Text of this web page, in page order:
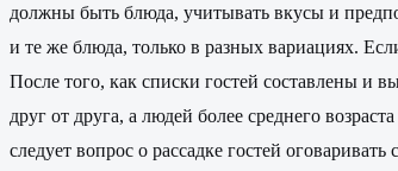
должны быть блюда, учитывать вкусы и
и те же блюда, только в разных вариациях.
После того, как списки гостей составлены и
друг от друга, а людей более среднего
следует вопрос о рассадке гостей